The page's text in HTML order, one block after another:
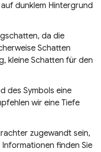
dunklem Hintergrund
da die
Schatten
kleine Schatten für den
des Symbols eine
wir eine Tiefe
zugewandt sein,
finden Sie